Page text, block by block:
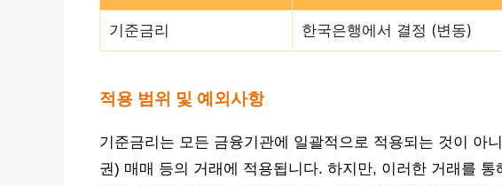
기준금리 한국은행에서 결정 (변동)
적용 범위 및 예외사항
기준금리는 모든 금융기관에 일괄적으로 적용되는 것이 아
권) 매매 등의 거래에 적용됩니다. 하지만, 이러한 거래를